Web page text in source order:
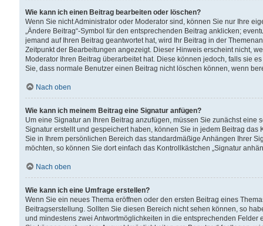
Wie kann ich einen Beitrag bearbeiten oder löschen?
Wenn Sie nicht Administrator oder Moderator sind, können Sie nur Ihre
„Ändere Beitrag“-Symbol für den entsprechenden Beitrag anklicken;
jemand auf Ihren Beitrag geantwortet hat, wird Ihr Beitrag in der
Zeitpunkt der Bearbeitungen angezeigt. Dieser Hinweis erscheint nicht,
Moderator Ihren Beitrag überarbeitet hat. Diese können jedoch, falls sie
Sie, dass normale Benutzer einen Beitrag nicht löschen können, wenn
Nach oben
Wie kann ich meinem Beitrag eine Signatur anfügen?
Um eine Signatur an Ihren Beitrag anzufügen, müssen Sie zunächst
Signatur erstellt und gespeichert haben, können Sie in jedem Beitrag
Sie in Ihrem persönlichen Bereich das standardmäßige Anhängen Ihrer
möchten, so können Sie dort einfach das Kontrollkästchen „Signatur
Nach oben
Wie kann ich eine Umfrage erstellen?
Wenn Sie ein neues Thema eröffnen oder den ersten Beitrag eines
Beitragserstellung. Sollten Sie diesen Bereich nicht sehen können, so
und mindestens zwei Antwortmöglichkeiten in die entsprechenden